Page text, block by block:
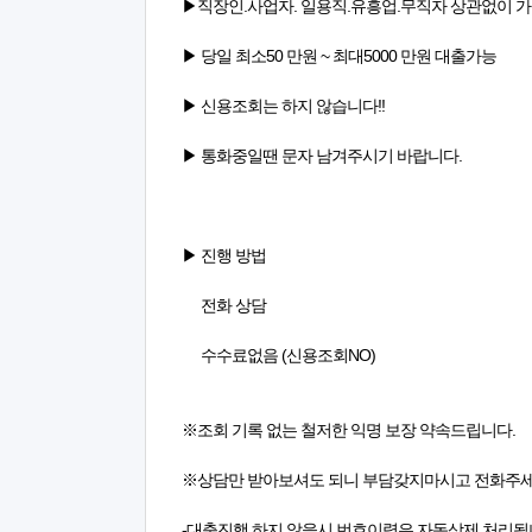
▶직장인.사업자. 일용직.유흥업.무직자 상관없이
▶ 당일 최소50 만원 ~ 최대5000 만원 대출가능
▶ 신용조회는 하지 않습니다!!
▶ 통화중일땐 문자 남겨주시기 바랍니다.
▶ 진행 방법
전화 상담
수수료없음 (신용조회NO)
※조회 기록 없는 철저한 익명 보장 약속드립니다.
※상담만 받아보셔도 되니 부담갖지마시고 전화주